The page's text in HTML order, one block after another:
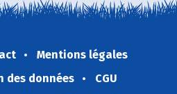
Mentions légales
des données
CGU